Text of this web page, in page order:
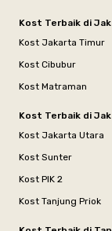
Kost Terbaik di
Kost Jakarta Timur
Kost Cibubur
Kost Matraman
Kost Terbaik di
Kost Jakarta Utara
Kost Sunter
Kost PIK 2
Kost Tanjung Priok